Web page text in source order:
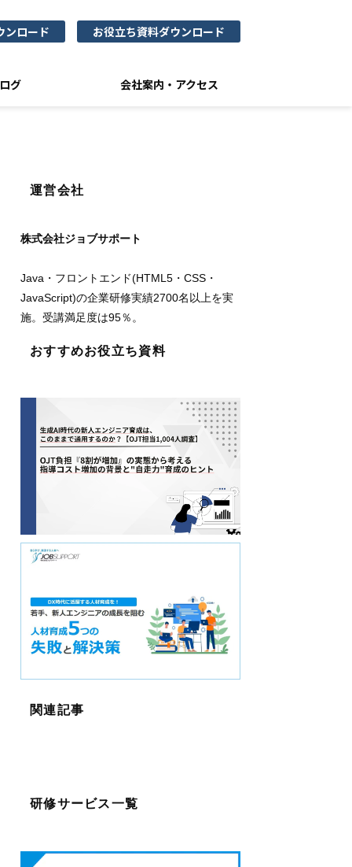
ンロード お役立ち資料ダウンロード
グ 会社案内・アクセス
運営会社
株式会社ジョブサポート
Java・フロントエンド(HTML5・CSS・
JavaScript)の企業研修実績2700名以上を実
施。受講満足度は95％。
おすすめお役立ち資料
関連記事
研修サービス一覧